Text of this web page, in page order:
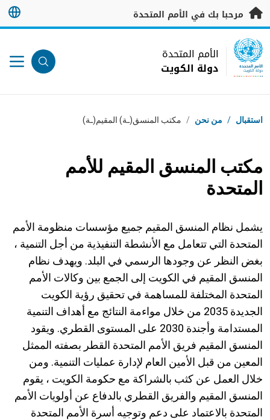
تخطى إلى المحتوى الرئيسي
مرحبا بك في الأمم المتحدة
UN Logo
الأمم المتحدة
دولة الكويت
الأمم المتحدة
دولة الكويت
مسار التنقل
استقبال / من نحن / مكتب المنسق(ـة) المقيم(ـة)
مكتب المنسق المقيم للأمم
المتحدة
يشمل نظام المنسق المقيم جميع مؤسسات منظومة الأمم
المتحدة التي تتعامل مع الأنشطة التنفيذية من أجل التنمية ،
بغض النظر عن وجودها الرسمي في البلد. ويهدف نظام
المنسق المقيم في الكويت إلى الجمع بين وكالات الأمم
المتحدة المختلفة للمساهمة في تحقيق رؤية الكويت
الجديدة 2035 من خلال مواءمة النتائج مع أهداف التنمية
المستدامة وأجندة 2030 على المستوى القطري. ويقود
المنسق المقيم فريق الأمم المتحدة القطر بصفته الممثل
المعين من قبل الأمين العام لإدارة عمليات التنمية. ومن
خلال العمل عن كثب بالشراكة مع حكومة الكويت ، يقوم
المنسق المقيم والفريق القطري بالدفاع عن أولويات الأمم
المتحدة بالاعتماد على دعم وتوجيه أسرة الأمم المتحدة